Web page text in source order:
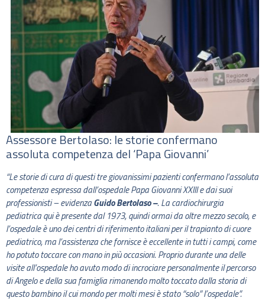
Assessore Bertolaso: le storie confermano
assoluta competenza del ‘Papa Giovanni’
“Le storie di cura di questi tre giovanissimi pazienti confermano l’assoluta
competenza espressa dall’ospedale Papa Giovanni XXIII e dai suoi
professionisti – evidenzaGuido Bertolaso –. La cardiochirurgia
pediatrica qui è presente dal 1973, quindi ormai da oltre mezzo secolo, e
l’ospedale è uno dei centri di riferimento italiani per il trapianto di cuore
pediatrico, ma l’assistenza che fornisce è eccellente in tutti i campi, come
ho potuto toccare con mano in più occasioni. Proprio durante una delle
visite all’ospedale ho avuto modo di incrociare personalmente il percorso
di Angelo e della sua famiglia rimanendo molto toccato dalla storia di
questo bambino il cui mondo per molti mesi è stato “solo” l’ospedale”.